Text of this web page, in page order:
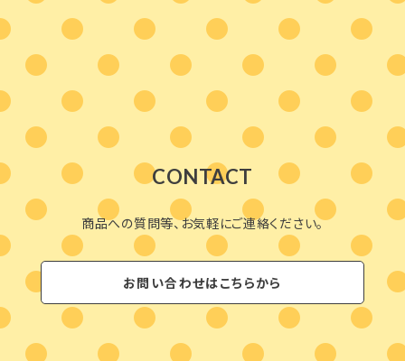
CONTACT
商品への質問等、お気軽にご連絡ください。
お問い合わせはこちらから